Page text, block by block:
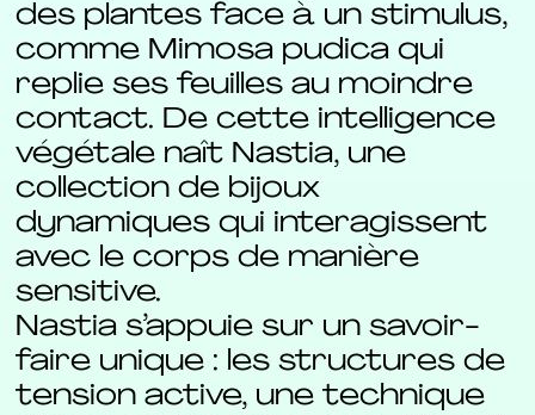
des plantes face à un stimulus,
comme Mimosa pudica qui
replie ses feuilles au moindre
contact. De cette intelligence
végétale naît Nastia, une
collection de bijoux
dynamiques qui interagissent
avec le corps de manière
sensitive.
Nastia s’appuie sur un savoir-
faire unique : les structures de
tension active, une technique